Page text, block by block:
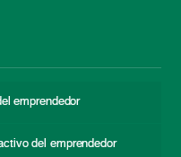
emprendedor
del emprendedor